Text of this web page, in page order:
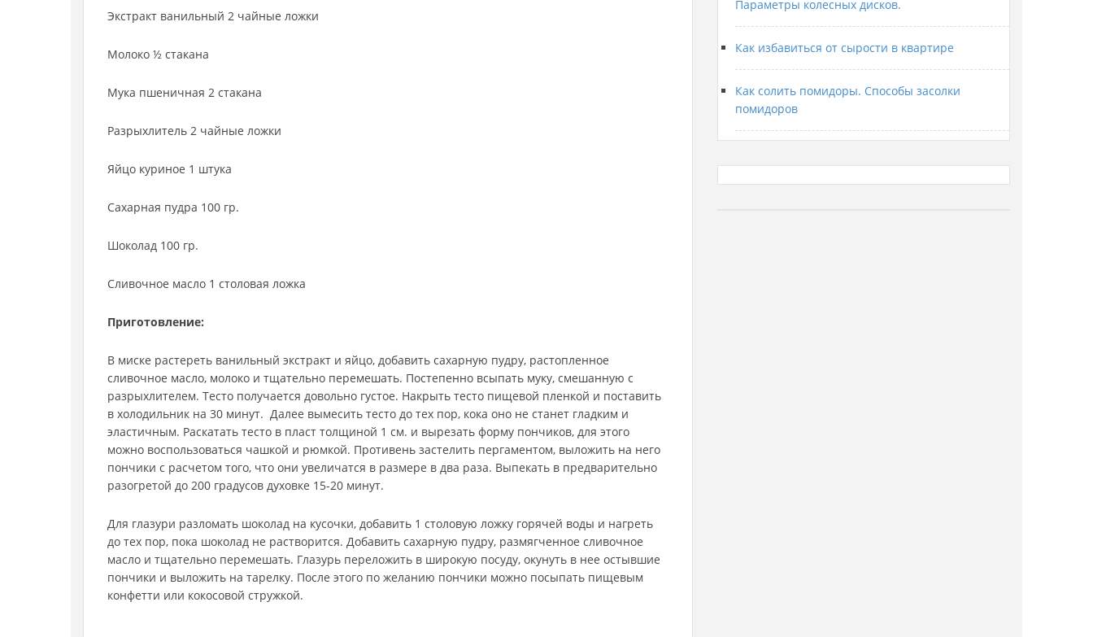
Экстракт ванильный 2 чайные ложки
Молоко ½ стакана
Мука пшеничная 2 стакана
Разрыхлитель 2 чайные ложки
Яйцо куриное 1 штука
Сахарная пудра 100 гр.
Шоколад 100 гр.
Сливочное масло 1 столовая ложка
Приготовление:
В миске растереть ванильный экстракт и яйцо, добавить сахарную пудру, растопленное
сливочное масло, молоко и тщательно перемешать. Постепенно всыпать муку, смешанную с
разрыхлителем. Тесто получается довольно густое. Накрыть тесто пищевой пленкой и поставить
в холодильник на 30 минут. Далее вымесить тесто до тех пор, кока оно не станет гладким и
эластичным. Раскатать тесто в пласт толщиной 1 см. и вырезать форму пончиков, для этого
можно воспользоваться чашкой и рюмкой. Противень застелить пергаментом, выложить на него
пончики с расчетом того, что они увеличатся в размере в два раза. Выпекать в предварительно
разогретой до 200 градусов духовке 15-20 минут.
Для глазури разломать шоколад на кусочки, добавить 1 столовую ложку горячей воды и нагреть
до тех пор, пока шоколад не растворится. Добавить сахарную пудру, размягченное сливочное
масло и тщательно перемешать. Глазурь переложить в широкую посуду, окунуть в нее остывшие
пончики и выложить на тарелку. После этого по желанию пончики можно посыпать пищевым
конфетти или кокосовой стружкой.
Параметры колесных дисков.
Как избавиться от сырости в квартире
Как солить помидоры. Способы засолки
помидоров